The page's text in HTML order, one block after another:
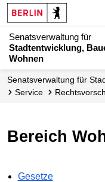
Senatsverwaltung für
Stadtentwicklung,
Wohnen
Senats­verwaltung für
Service
Bereich
Gesetze